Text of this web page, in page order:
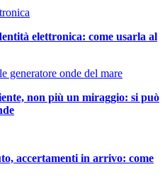
elettronica: come usarla al
non più un miraggio: si può
accertamenti in arrivo: come